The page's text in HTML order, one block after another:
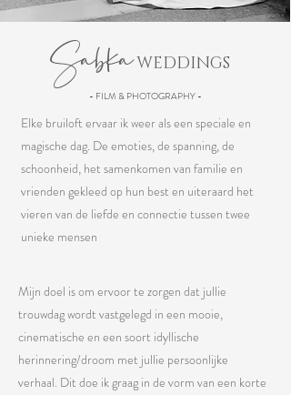
WEDDINGS
Sabka
- FILM & PHOTOGRAPHY -
Elke bruiloft ervaar ik weer als een speciale en
magische dag. De emoties, de spanning, de
schoonheid, het samenkomen van familie en
vrienden gekleed op hun best en uiteraard het
vieren van de liefde en connectie tussen twee
unieke mensen
Mijn doel is om ervoor te zorgen dat jullie
trouwdag wordt vastgelegd in een mooie,
cinematische en een soort idyllische
herinnering/droom met jullie persoonlijke
verhaal. Dit doe ik graag in de vorm van een korte